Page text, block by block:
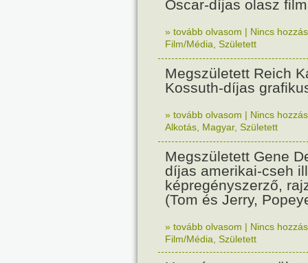
Oscar-díjas olasz
» tovább olvasom | Nincs
Film/Média Született
Megszületett Reich
Kossuth-díjas
» tovább olvasom | Nincs
Alkotás Magyar, Született
Megszületett Gene
díjas amerikai-cseh
képregényszerző,
(Tom és Jerry,
» tovább olvasom | Nincs
Film/Média Született